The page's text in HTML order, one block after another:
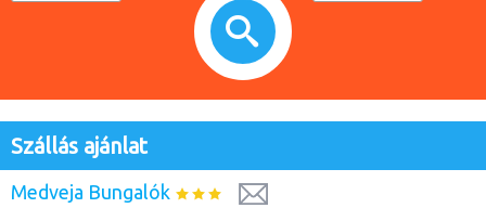
Szállás ajánlat
Medveja Bungalók